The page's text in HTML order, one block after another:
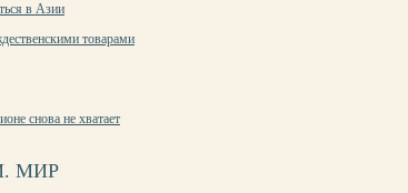
в Азии
товарами
снова не хватает
МИР